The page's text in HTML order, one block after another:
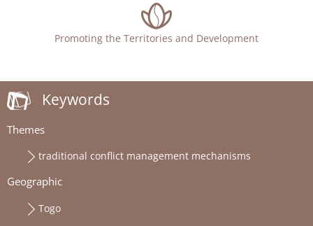
Promoting the Territories and Development
Keywords
Themes
traditional conflict management mechanisms
Geographic
Togo